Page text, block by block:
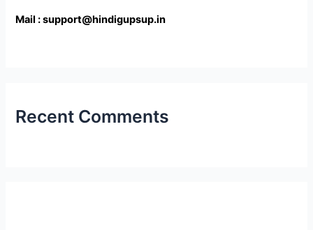
Mail : support@hindigupsup.in
Recent Comments